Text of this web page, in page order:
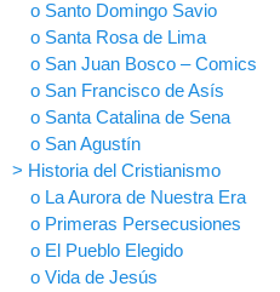
o Santo Domingo Savio
o Santa Rosa de Lima
o San Juan Bosco – Comics
o San Francisco de Asís
o Santa Catalina de Sena
o San Agustín
> Historia del Cristianismo
o La Aurora de Nuestra Era
o Primeras Persecusiones
o El Pueblo Elegido
o Vida de Jesús